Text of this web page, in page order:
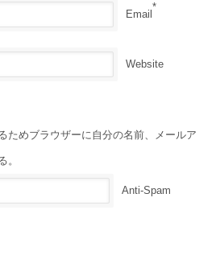
Email
*
Website
ためブラウザーに自分の名前、メールア
。
Anti-Spam